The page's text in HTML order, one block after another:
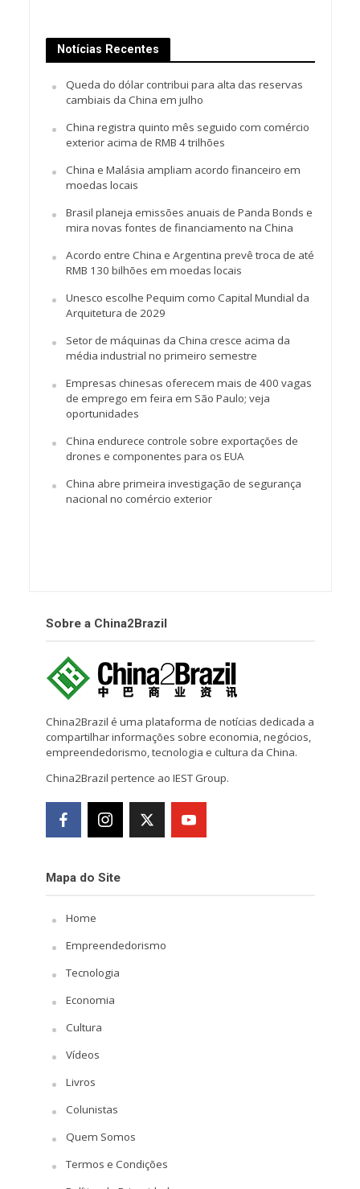
Notícias Recentes
Queda do dólar contribui para alta das reservas
cambiais da China em julho
China registra quinto mês seguido com comércio
exterior acima de RMB 4 trilhões
China e Malásia ampliam acordo financeiro em
moedas locais
Brasil planeja emissões anuais de Panda Bonds e
mira novas fontes de financiamento na China
Acordo entre China e Argentina prevê troca de até
RMB 130 bilhões em moedas locais
Unesco escolhe Pequim como Capital Mundial da
Arquitetura de 2029
Setor de máquinas da China cresce acima da
média industrial no primeiro semestre
Empresas chinesas oferecem mais de 400 vagas
de emprego em feira em São Paulo; veja
oportunidades
China endurece controle sobre exportações de
drones e componentes para os EUA
China abre primeira investigação de segurança
nacional no comércio exterior
Sobre a China2Brazil
China2Brazil é uma plataforma de notícias dedicada a
compartilhar informações sobre economia, negócios,
empreendedorismo, tecnologia e cultura da China.
China2Brazil pertence ao IEST Group.
Mapa do Site
Home
Empreendedorismo
Tecnologia
Economia
Cultura
Vídeos
Livros
Colunistas
Quem Somos
Termos e Condições